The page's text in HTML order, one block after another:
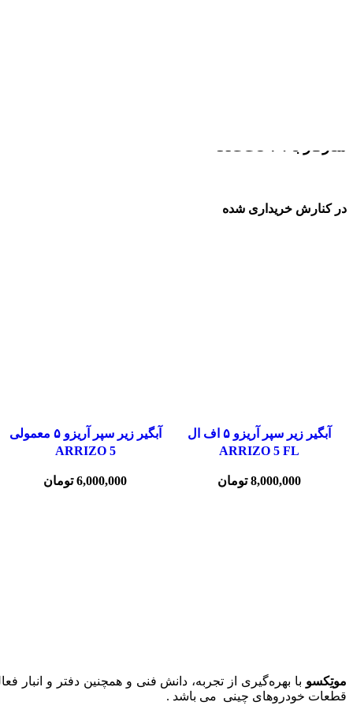
سازگار با : TIGGO 7
در کنارش خریداری شده
آبگیر زیر سپر آریزو ۵ اف ال
ARRIZO 5 FL
8,000,000 تومان
آبگیر زیر سپر آریزو ۵ معمولی
ARRIZO 5
6,000,000 تومان
موتِکسو با بهره‌گیری از تجربه، دانش فنی و همچنین دفتر و انبار
قطعات خودروهای چینی می باشد .